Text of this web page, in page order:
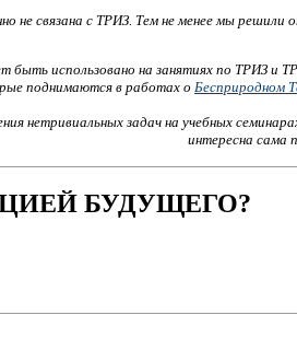
не связана с ТРИЗ. Тем не менее мы
использовано на занятиях по ТРИЗ и
поднимаются в работах о Бесприродном
нетривиальных задач на учебных
интересна сама
БУДУЩЕГО?